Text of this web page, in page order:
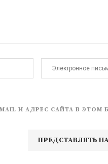
И АДРЕС САЙТА В